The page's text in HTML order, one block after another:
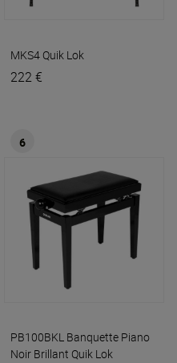
MKS4 Quik Lok
222 €
6
PB100BKL Banquette Piano
Noir Brillant Quik Lok